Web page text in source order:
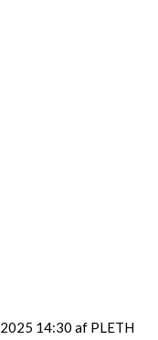
14:30 af PLETH